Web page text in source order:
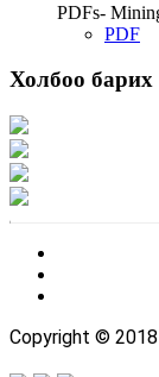
PDFs-
PDF
Холбоо барих
Copyright ©